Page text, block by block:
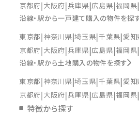
京都府 大阪府 兵庫県 広島県 福岡県
沿線・駅から一戸建て購入の物件を探
東京都 神奈川県 埼玉県 千葉県 愛知
京都府 大阪府 兵庫県 広島県 福岡県
沿線・駅から土地購入の物件を探す
東京都 神奈川県 埼玉県 千葉県 愛知
京都府 大阪府 兵庫県 広島県 福岡県
特徴から探す